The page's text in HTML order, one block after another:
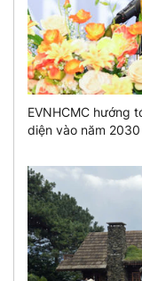
EVNHCMC hướng
diện vào năm 2030